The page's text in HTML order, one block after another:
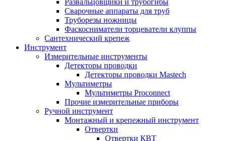
Развальцовщики и трубогибы
Сварочные аппараты для труб
Труборезы ножницы
Фаскосниматели торцеватели клуппы
Сантехнический крепеж
Инструмент
Измерительные инструменты
Детекторы проводки
Детекторы проводки Mastech
Мультиметры
Мультиметры Proconnect
Прочие измерительные приборы
Ручной инструмент
Монтажный и крепежный инструмент
Отвертки
Отвертки КВТ